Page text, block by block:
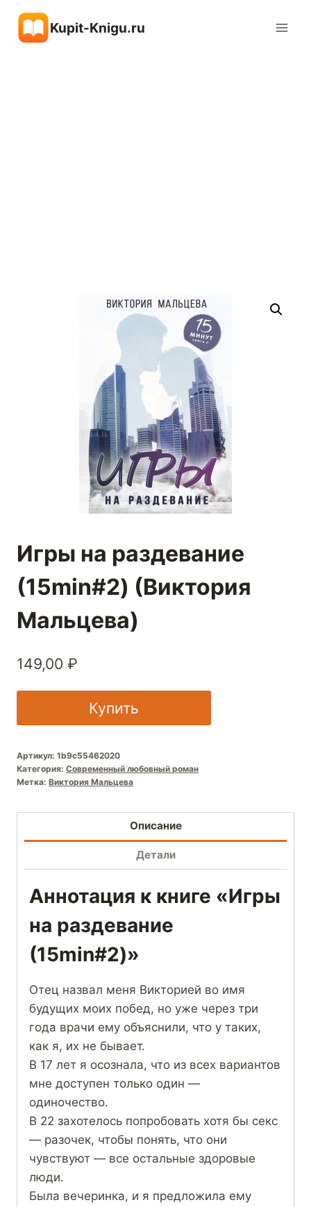
содержимому
Kupit-Knigu.ru
Игры на раздевание
(15min#2) (Виктория
Мальцева)
149,00 ₽
Купить
Артикул: 1b9c55462020
Категория: Современный любовный роман
Метка: Виктория Мальцева
Описание
Детали
Аннотация к книге «Игры
на раздевание
(15min#2)»
Отец назвал меня Викторией во имя
будущих моих побед, но уже через три
года врачи ему объяснили, что у таких,
как я, их не бывает.
В 17 лет я осознала, что из всех вариантов
мне доступен только один —
одиночество.
В 22 захотелось попробовать хотя бы секс
— разочек, чтобы понять, что они
чувствуют — все остальные здоровые
люди.
Была вечеринка, и я предложила ему